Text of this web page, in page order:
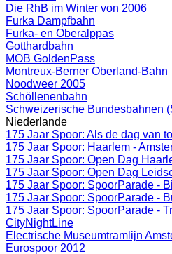
Die RhB im Winter von 2006
Furka Dampfbahn
Furka- en Oberalppas
Gotthardbahn
MOB GoldenPass
Montreux-Berner Oberland-Bahn
Noodweer 2005
Schöllenenbahn
Schweizerische Bundesbahnen
Niederlande
175 Jaar Spoor: Als de dag van
175 Jaar Spoor: Haarlem -
175 Jaar Spoor: Open Dag
175 Jaar Spoor: Open Dag
175 Jaar Spoor: SpoorParade -
175 Jaar Spoor: SpoorParade -
175 Jaar Spoor: SpoorParade -
CityNightLine
Electrische Museumtramlijn
Eurospoor 2012